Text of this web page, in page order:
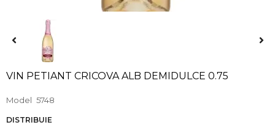
VIN PETIANT CRICOVA ALB DEMIDULCE 0.75
Model 5748
DISTRIBUIE